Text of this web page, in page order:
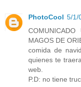
PhotoCool 5/1/
MAGOS DE
comida de
quienes te
web.
P.D: no tiene